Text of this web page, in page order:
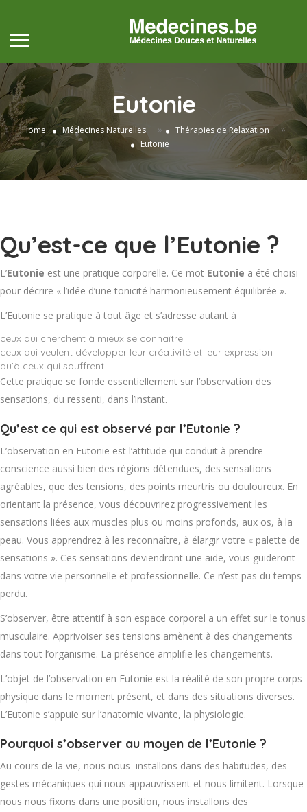
Eutonie
Home Médecines Naturelles » Thérapies de Relaxation »
Eutonie
Qu’est-ce que l’Eutonie ?
L’Eutonie est une pratique corporelle. Ce mot Eutonie a été choisi
pour décrire « l’idée d’une tonicité harmonieusement équilibrée ».
L’Eutonie se pratique à tout âge et s’adresse autant à
ceux qui cherchent à mieux se connaître
ceux qui veulent développer leur créativité et leur expression
qu’à ceux qui souffrent.
Cette pratique se fonde essentiellement sur l’observation des
sensations, du ressenti, dans l’instant.
Qu’est ce qui est observé par l’Eutonie ?
L’observation en Eutonie est l’attitude qui conduit à prendre
conscience aussi bien des régions détendues, des sensations
agréables, que des tensions, des points meurtris ou douloureux. En
orientant la présence, vous découvrirez progressivement les
sensations liées aux muscles plus ou moins profonds, aux os, à la
peau. Vous apprendrez à les reconnaître, à élargir votre « palette de
sensations ». Ces sensations deviendront une aide, vous guideront
dans votre vie personnelle et professionnelle. Ce n’est pas du temps
perdu.
S’observer, être attentif à son espace corporel a un effet sur le tonus
musculaire. Apprivoiser ses tensions amènent à des changements
dans tout l’organisme. La présence amplifie les changements.
L’objet de l’observation en Eutonie est la réalité de son propre corps
physique dans le moment présent, et dans des situations diverses.
L’Eutonie s’appuie sur l’anatomie vivante, la physiologie.
Pourquoi s’observer au moyen de l’Eutonie ?
Au cours de la vie, nous nous installons dans des habitudes, des
gestes mécaniques qui nous appauvrissent et nous limitent. Lorsque
nous nous fixons dans une position, nous installons des